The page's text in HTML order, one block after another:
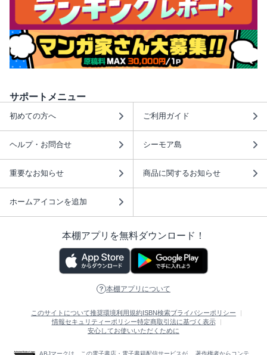
サポートメニュー
初めての方へ ご利用ガイド
ヘルプ・お問合せ シーモア島
重要なお知らせ 商品に関するお知らせ
ホームアイコンを追加
本棚アプリを無料ダウンロード！
本棚アプリについて
このサイトについて推奨環境利用規約ISBN検索プライバシーポリシー
情報セキュリティーポリシー特定商取引法に基づく表示
安心してお使いいただくために
ABJマークは、この電子書店・電子書籍配信サービスが、 著作権者からコンテ